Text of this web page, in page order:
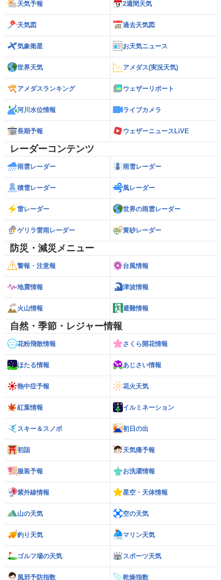
天気予報 2週間天気
天気図 過去天気図
気象衛星 お天気ニュース
世界天気 アメダス(実況天気)
アメダスランキング ウェザーリポート
河川水位情報 ライブカメラ
長期予報 ウェザーニュースLiVE
レーダーコンテンツ
雨雲レーダー 雨雪レーダー
積雪レーダー 風レーダー
雷レーダー 世界の雨雲レーダー
ゲリラ雷雨レーダー 黄砂レーダー
防災・減災メニュー
警報・注意報 台風情報
地震情報 津波情報
火山情報 避難情報
自然・季節・レジャー情報
花粉飛散情報 さくら開花情報
ほたる情報 あじさい情報
熱中症予報 花火天気
紅葉情報 イルミネーション
スキー＆スノボ 初日の出
初詣 天気痛予報
服装予報 お洗濯情報
紫外線情報 星空・天体情報
山の天気 空の天気
釣り天気 マリン天気
ゴルフ場の天気 スポーツ天気
風邪予防指数 乾燥指数